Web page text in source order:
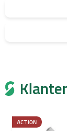
ACTION